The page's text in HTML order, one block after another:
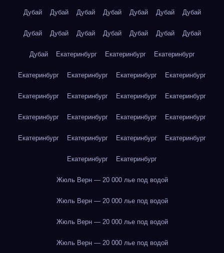
Дубай Дубай Дубай Дубай Дубай Дубай Дубай
Дубай Дубай Дубай Дубай Дубай Дубай Дубай
Дубай Екатеринбург Екатеринбург Екатеринбург
Екатеринбург Екатеринбург Екатеринбург Екатеринбург
Екатеринбург Екатеринбург Екатеринбург Екатеринбург
Екатеринбург Екатеринбург Екатеринбург Екатеринбург
Екатеринбург Екатеринбург Екатеринбург Екатеринбург
Екатеринбург Екатеринбург
Жюль Верн — 20 000 лье под водой
Жюль Верн — 20 000 лье под водой
Жюль Верн — 20 000 лье под водой
Жюль Верн — 20 000 лье под водой